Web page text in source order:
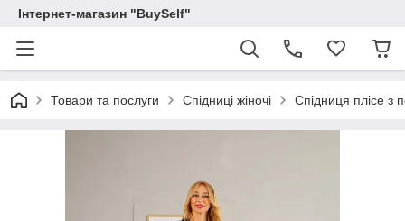
Інтернет-магазин "BuySelf"
Товари та послуги Спідниці жіночі Спідниця плісе з